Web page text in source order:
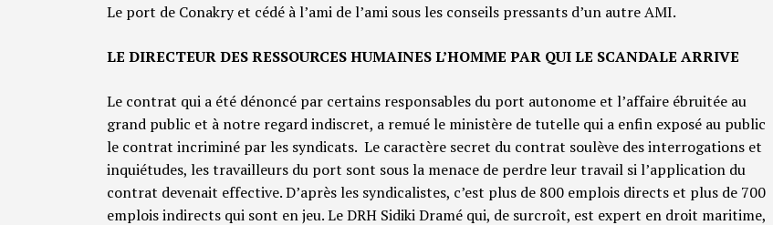
Le port de Conakry et cédé à l’ami de l’ami sous les conseils pressants d’un autre AMI.
LE DIRECTEUR DES RESSOURCES HUMAINES L’HOMME PAR QUI LE SCANDALE ARRIVE
Le contrat qui a été dénoncé par certains responsables du port autonome et l’affaire ébruitée au
grand public et à notre regard indiscret, a remué le ministère de tutelle qui a enfin exposé au public
le contrat incriminé par les syndicats. Le caractère secret du contrat soulève des interrogations et
inquiétudes, les travailleurs du port sont sous la menace de perdre leur travail si l’application du
contrat devenait effective. D’après les syndicalistes, c’est plus de 800 emplois directs et plus de 700
emplois indirects qui sont en jeu. Le DRH Sidiki Dramé qui, de surcroît, est expert en droit maritime,